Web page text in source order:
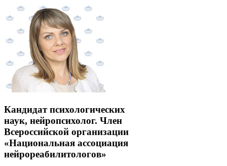
Кандидат психологических
наук, нейропсихолог. Член
Всероссийской организации
«Национальная ассоциация
нейрореабилитологов»